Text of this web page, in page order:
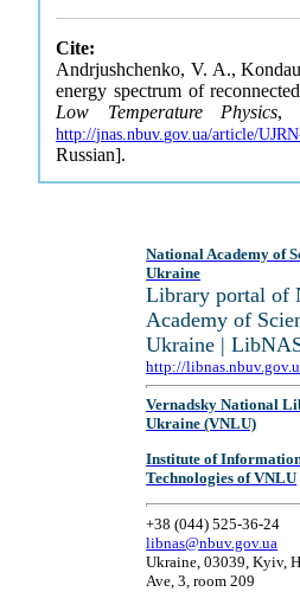
Cite:
Andrjushchenko, V. A.,
energy spectrum of
Low Temperature Physics,
http://jnas.nbuv.gov.ua/article/
Russian].
National Academy of
Ukraine
Library portal of
Academy of
Ukraine |
http://
Vernadsky National
Ukraine (VNLU)
Institute of
Technologies of VNLU
+38 (044) 525-36-24
libnas@nbuv.gov.ua
Ukraine, 03039, Kyiv,
Ave, 3, room 209